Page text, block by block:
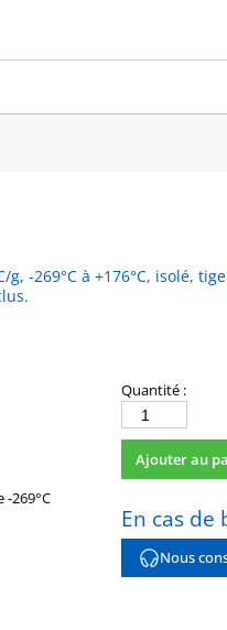
-269°C à +176°C, isolé,
269°C
Quantité :
quantité
de
7724-
Ajouter au
En cas de
Nous